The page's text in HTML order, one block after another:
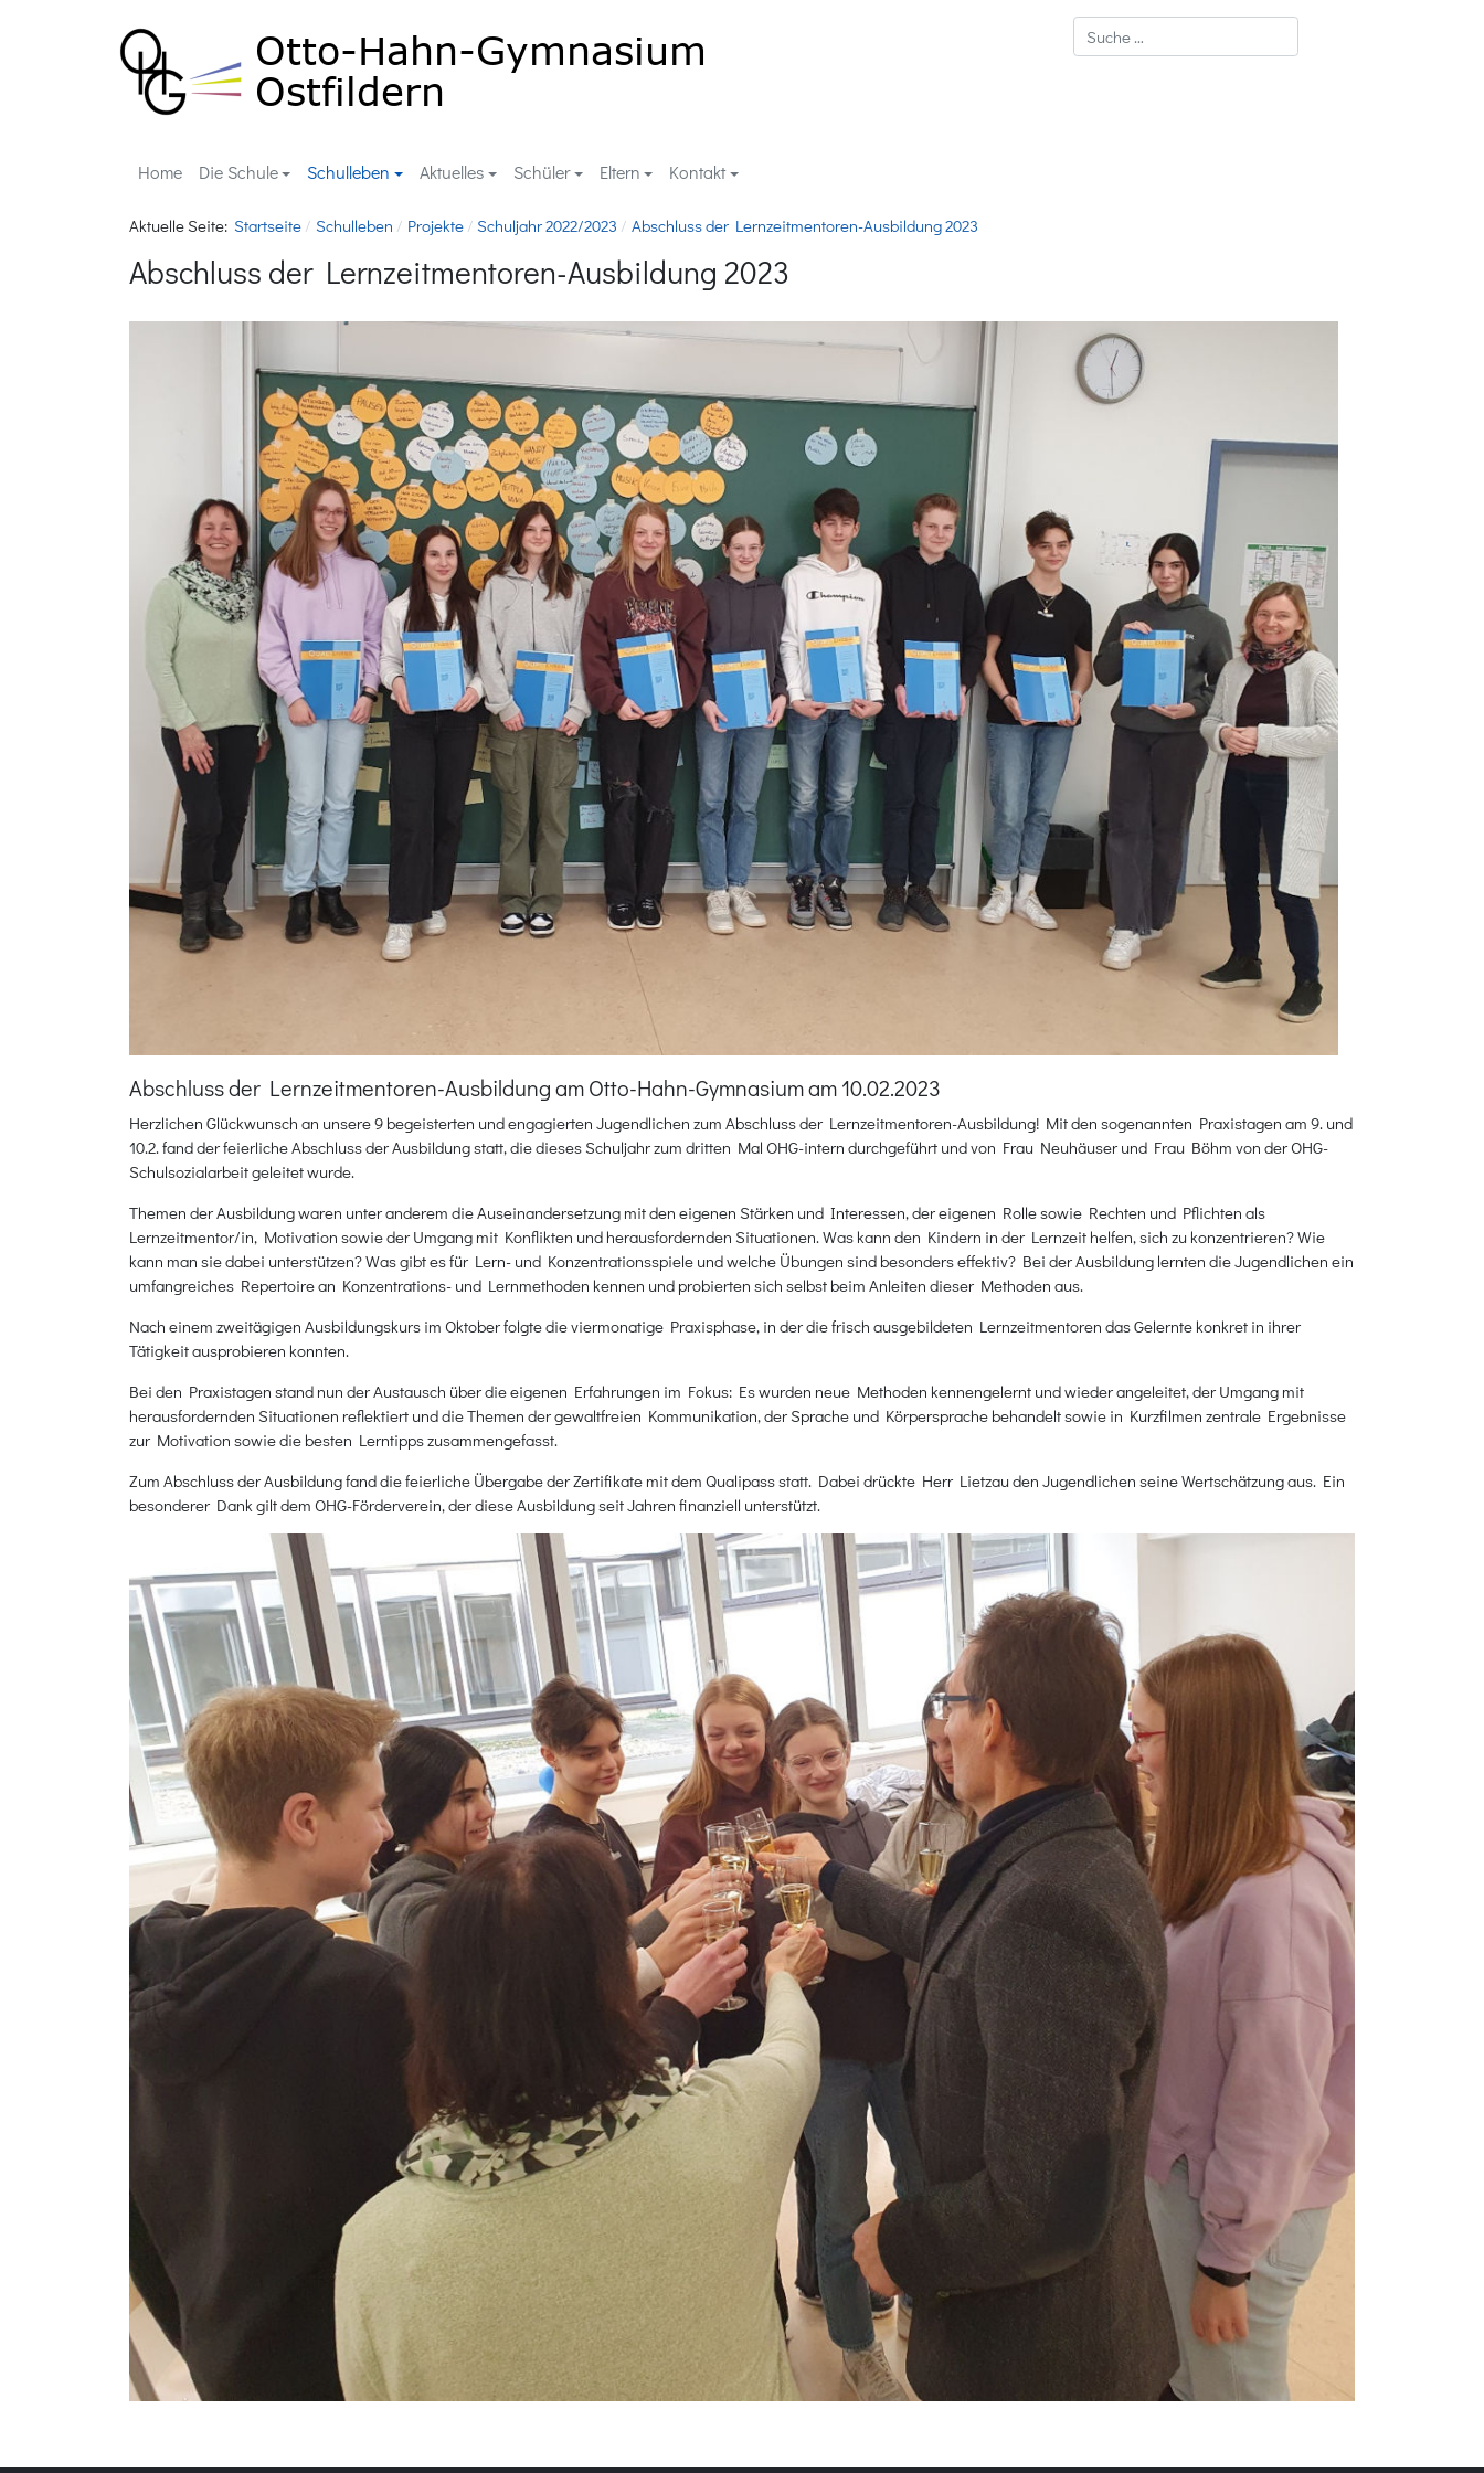
Suchen
Home Die Schule Schulleben Aktuelles Schüler Eltern Kontakt
Aktuelle Seite: Startseite Schulleben Projekte Schuljahr 2022/2023 Abschluss der Lernzeitmentoren-Ausbildung 2023
Abschluss der Lernzeitmentoren-Ausbildung 2023
Abschluss der Lernzeitmentoren-Ausbildung am Otto-Hahn-Gymnasium am 10.02.2023
Herzlichen Glückwunsch an unsere 9 begeisterten und engagierten Jugendlichen zum Abschluss der Lernzeitmentoren-Ausbildung! Mit den sogenannten Praxistagen am 9. und
10.2. fand der feierliche Abschluss der Ausbildung statt, die dieses Schuljahr zum dritten Mal OHG-intern durchgeführt und von Frau Neuhäuser und Frau Böhm von der OHG-
Schulsozialarbeit geleitet wurde.
Themen der Ausbildung waren unter anderem die Auseinandersetzung mit den eigenen Stärken und Interessen, der eigenen Rolle sowie Rechten und Pflichten als
Lernzeitmentor/in, Motivation sowie der Umgang mit Konflikten und herausfordernden Situationen. Was kann den Kindern in der Lernzeit helfen, sich zu konzentrieren? Wie
kann man sie dabei unterstützen? Was gibt es für Lern- und Konzentrationsspiele und welche Übungen sind besonders effektiv? Bei der Ausbildung lernten die Jugendlichen ein
umfangreiches Repertoire an Konzentrations- und Lernmethoden kennen und probierten sich selbst beim Anleiten dieser Methoden aus.
Nach einem zweitägigen Ausbildungskurs im Oktober folgte die viermonatige Praxisphase, in der die frisch ausgebildeten Lernzeitmentoren das Gelernte konkret in ihrer
Tätigkeit ausprobieren konnten.
Bei den Praxistagen stand nun der Austausch über die eigenen Erfahrungen im Fokus: Es wurden neue Methoden kennengelernt und wieder angeleitet, der Umgang mit
herausfordernden Situationen reflektiert und die Themen der gewaltfreien Kommunikation, der Sprache und Körpersprache behandelt sowie in Kurzfilmen zentrale Ergebnisse
zur Motivation sowie die besten Lerntipps zusammengefasst.
Zum Abschluss der Ausbildung fand die feierliche Übergabe der Zertifikate mit dem Qualipass statt. Dabei drückte Herr Lietzau den Jugendlichen seine Wertschätzung aus. Ein
besonderer Dank gilt dem OHG-Förderverein, der diese Ausbildung seit Jahren finanziell unterstützt.